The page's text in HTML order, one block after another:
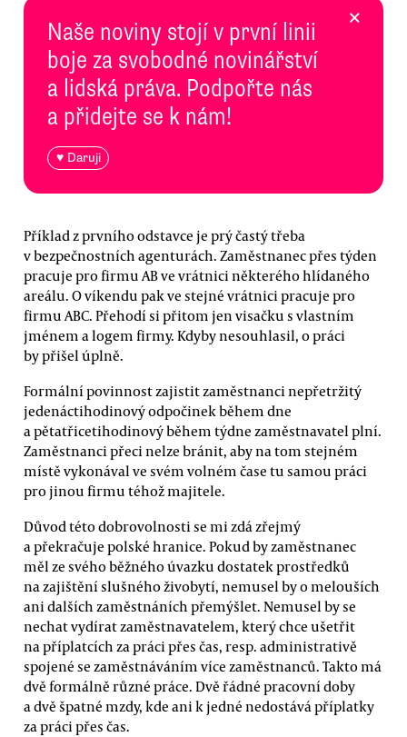
Naše noviny stojí v první linii
boje za svobodné novinářství
a lidská práva. Podpořte nás
a přidejte se k nám!
♥ Daruji
×
Příklad z prvního odstavce je prý častý třeba
v bezpečnostních agenturách. Zaměstnanec přes týden
pracuje pro firmu AB ve vrátnici některého hlídaného
areálu. O víkendu pak ve stejné vrátnici pracuje pro
firmu ABC. Přehodí si přitom jen visačku s vlastním
jménem a logem firmy. Kdyby nesouhlasil, o práci
by přišel úplně.
Formální povinnost zajistit zaměstnanci nepřetržitý
jedenáctihodinový odpočinek během dne
a pětatřicetihodinový během týdne zaměstnavatel plní.
Zaměstnanci přeci nelze bránit, aby na tom stejném
místě vykonával ve svém volném čase tu samou práci
pro jinou firmu téhož majitele.
Důvod této dobrovolnosti se mi zdá zřejmý
a překračuje polské hranice. Pokud by zaměstnanec
měl ze svého běžného úvazku dostatek prostředků
na zajištění slušného živobytí, nemusel by o melouších
ani dalších zaměstnáních přemýšlet. Nemusel by se
nechat vydírat zaměstnavatelem, který chce ušetřit
na příplatcích za práci přes čas, resp. administrativě
spojené se zaměstnáváním více zaměstnanců. Takto má
dvě formálně různé práce. Dvě řádné pracovní doby
a dvě špatné mzdy, kde ani k jedné nedostává příplatky
za práci přes čas.